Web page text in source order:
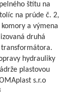
štítu na
na prúde č. 2,
a výmena
druhá
transformátora.
hydrauliky
plastovou
s.r.o